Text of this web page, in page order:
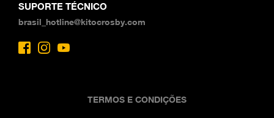
SUPORTE TÉCNICO
brasil_hotline@kitocrosby.com
TERMOS E CONDIÇÕES